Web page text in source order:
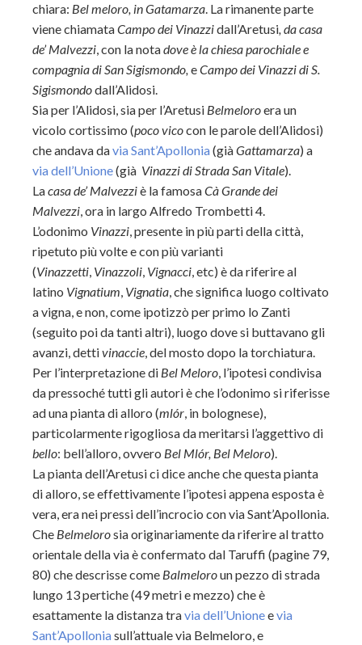
chiara: Bel meloro, in Gatamarza. La rimanente parte
viene chiamataCampo dei Vinazzidall’Aretusi, da casa
de’ Malvezzi, con la notadove è la chiesa parochiale e
compagnia di San Sigismondo, eCampo dei Vinazzi di S.
Sigismondodall’Alidosi.
Sia per l’Alidosi, sia per l’Aretusi Belmeloroera un
vicolo cortissimo (poco vicocon le parole dell’Alidosi)
che andava davia Sant’Apollonia(giàGattamarza) a
via dell’Unione(già Vinazzi di Strada San Vitale).
Lacasa de’ Malvezziè la famosaCà Grande dei
Malvezzi, ora in largo Alfredo Trombetti 4.
L’odonimo Vinazzi, presente in più parti della città,
ripetuto più volte e con più varianti
(Vinazzetti, Vinazzoli, Vignacci, etc) è da riferire al
latino Vignatium, Vignatia, che significa luogo coltivato
a vigna, e non, come ipotizzò per primo lo Zanti
(seguito poi da tanti altri), luogo dove si buttavano gli
avanzi, dettivinaccie, del mosto dopo la torchiatura.
Per l’interpretazione di Bel Meloro, l’ipotesi condivisa
da pressoché tutti gli autori è che l’odonimo si riferisse
ad una pianta di alloro (mlór, in bolognese),
particolarmente rigogliosa da meritarsi l’aggettivo di
bello: bell’alloro, ovvero Bel Mlór, Bel Meloro).
La pianta dell’Aretusi ci dice anche che questa pianta
di alloro, se effettivamente l’ipotesi appena esposta è
vera, era nei pressi dell’incrocio con via Sant’Apollonia.
Che Belmelorosia originariamente da riferire al tratto
orientale della via è confermato dal Taruffi (pagine 79,
80) che descrisse come Balmeloroun pezzo di strada
lungo 13 pertiche (49 metri e mezzo) che è
esattamente la distanza travia dell’Unioneevia
Sant’Apolloniasull’attuale via Belmeloro, e